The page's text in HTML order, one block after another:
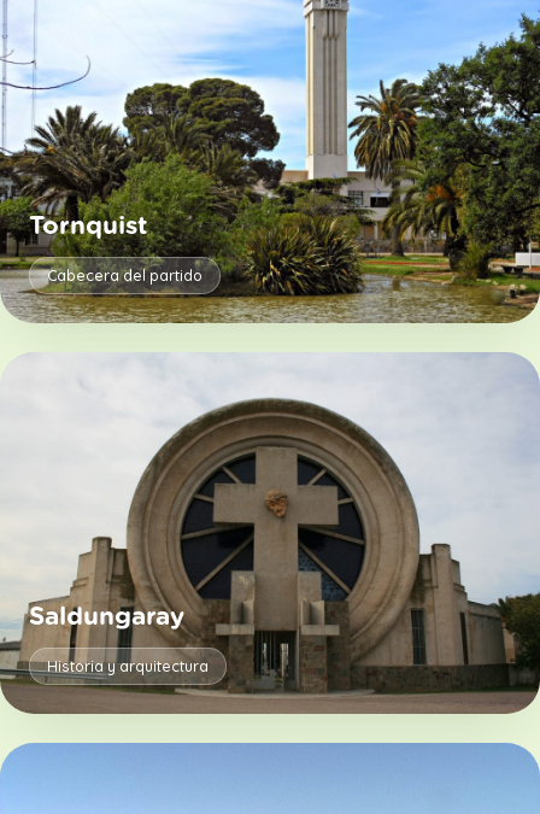
Tornquist
Cabecera del partido
Saldungaray
Historia y arquitectura